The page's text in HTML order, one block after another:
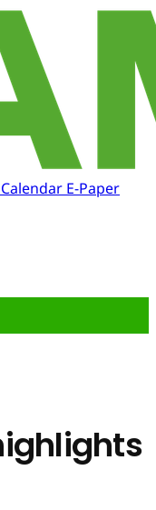
Calendar E-Paper